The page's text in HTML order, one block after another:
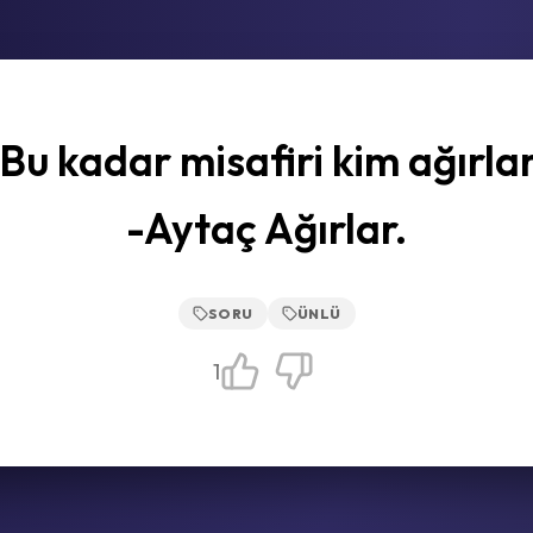
kadar misafiri kim
-Aytaç Ağırlar.
SORU ÜNLÜ
1